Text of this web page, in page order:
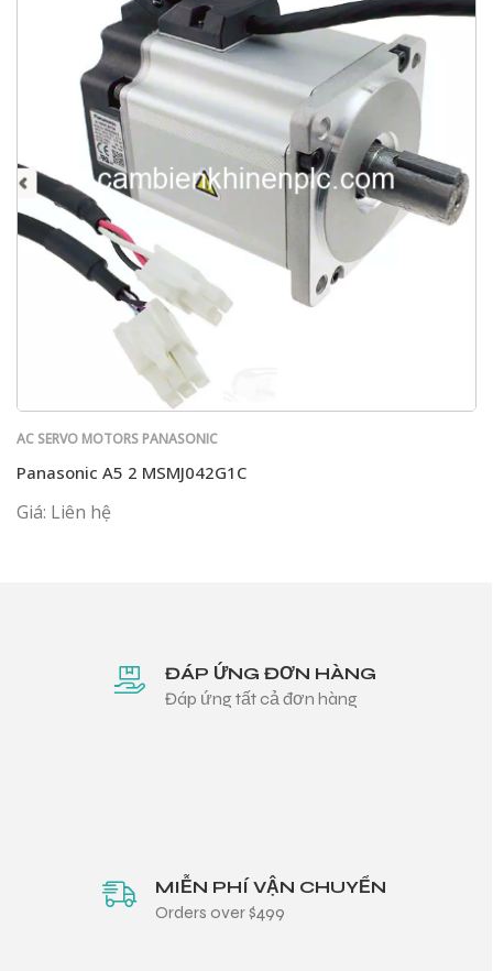
AC SERVO MOTORS PANASONIC
Panasonic A5 2 MSMJ042G1C
Giá: Liên hệ
ĐÁP ỨNG ĐƠN HÀNG
Đáp ứng tất cả đơn hàng
MIỄN PHÍ VẬN CHUYỂN
Orders over $499